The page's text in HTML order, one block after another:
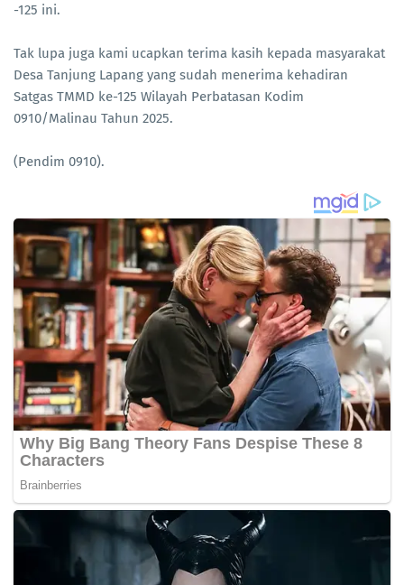
-125 ini.
Tak lupa juga kami ucapkan terima kasih kepada masyarakat
Desa Tanjung Lapang yang sudah menerima kehadiran
Satgas TMMD ke-125 Wilayah Perbatasan Kodim
0910/Malinau Tahun 2025.
(Pendim 0910).